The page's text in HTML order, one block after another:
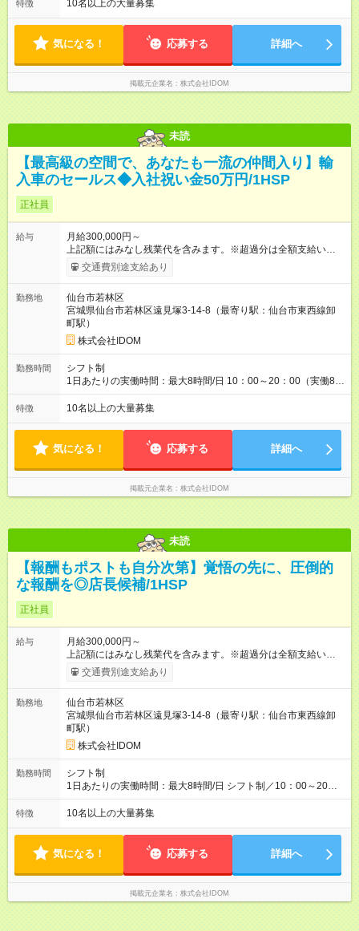
特徴 10名以上の大量募集
気になる！ 応募する 詳細へ
掲載元企業名 株式会社IDOM
未読
【最高級の空間で、あなたも一流の仲間入り】輸
入車のセールス◆入社祝い金50万円/1HSP
正社員
給与
月給300,000円～
上記額にはみなし残業代を含みます。※超過分は全額支給いたし
ます。 みなし残業代 40,817円 以上／月 みなし残業時間 20時間
／月 月給＋インセンティブ＋賞与 ※前職給与・経験を考慮し、
年1回 ★能力給査定年3回 ★賞与年2回／平均3ヶ月分 ★インセン
ティブ（毎月支給／年平均支給額：90万円） ★管理職昇格後：
月収目安55万円、年収650万円～1000万円前後 ◎キャリアアッ
プも応援！ 若手のうちから、様々なキャリアにチャレンジでき
るのも当社ならでは。1年後に店長になったメンバーもいます。
【試用期間】試用期間あり 試用期間の長さ：4ヶ月 雇用形態、
給与は本採用時と同じです。
交通費別途支給あり
勤務地
仙台市若林区
宮城県仙台市若林区遠見塚3-14-8（最寄り駅：仙台市東西線卸
町駅）
株式会社IDOM
勤務時間
シフト制
1日あたりの実働時間：最大8時間/日 10：00～20：00（実働8時
間） ★ムリのない働き方にしています。 「夜9時以降の社内チ
ャット使用禁止」「休日の機器使用禁止」などルールを設けて
整えていくのでご安心ください。
特徴 10名以上の大量募集
気になる！ 応募する 詳細へ
掲載元企業名 株式会社IDOM
未読
【報酬もポストも自分次第】覚悟の先に、圧倒的
な報酬を◎店長候補/1HSP
正社員
給与
月給300,000円～
上記額にはみなし残業代を含みます。※超過分は全額支給いたし
ます。 みなし残業代 38,266円 以上／月 みなし残業時間 20時間
／月 ◎インセンティブ＋賞与あり！ ◎前職給与・経験を考慮
年1回 ★能力給査定年3回 ★賞与年2回／平均3ヶ月分 ★インセン
ティブ（毎月支給／年平均支給額：90万円） ★管理職昇格後：
月収目安55万円、年収650万円～1000万円前後 ＝キャリアアッ
プも応援！＝ 若手のうちから、様々なキャリアにチャレンジで
きるのも当社ならでは。1年後に店長になったメンバーもいま
す。 【試用期間】試用期間あり 試用期間の長さ：4ヶ月 雇用形
態、給与は本採用時と同じです。 ＝『ストアプロ』という道も
運営を行なう新しい働き方。独立するわけではないので、正社
員としての雇用は引き続き守られますし、毎月固定給も支給。
リスクを抑えながら、より大きな裁量をもって店舗運営を手掛
けられます。
交通費別途支給あり
勤務地
仙台市若林区
宮城県仙台市若林区遠見塚3-14-8（最寄り駅：仙台市東西線卸
町駅）
株式会社IDOM
勤務時間
シフト制
1日あたりの実働時間：最大8時間/日 シフト制／10：00～20：
00 ★月の平均残業時間は14.5時間！ 「閉店当番制の導入」「小
型店での定休日の設定」「夜9時以降の社内チャット使用禁止」
す！今後も前向きに働けるよう、環境を整えていくのでご安心
ください。
特徴 10名以上の大量募集
気になる！ 応募する 詳細へ
掲載元企業名 株式会社IDOM